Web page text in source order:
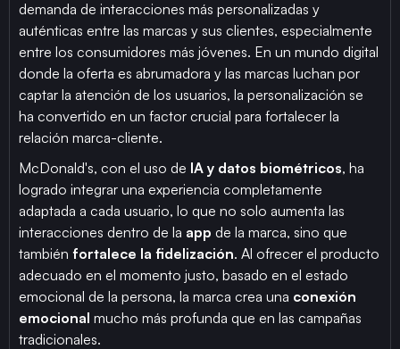
demanda de interacciones más personalizadas y
auténticas entre las marcas y sus clientes, especialmente
entre los consumidores más jóvenes. En un mundo digital
donde la oferta es abrumadora y las marcas luchan por
captar la atención de los usuarios, la personalización se
ha convertido en un factor crucial para fortalecer la
relación marca-cliente.
McDonald's, con el uso de IA y datos biométricos, ha
logrado integrar una experiencia completamente
adaptada a cada usuario, lo que no solo aumenta las
interacciones dentro de la app de la marca, sino que
también fortalece la fidelización. Al ofrecer el producto
adecuado en el momento justo, basado en el estado
emocional de la persona, la marca crea una conexión
emocional mucho más profunda que en las campañas
tradicionales.